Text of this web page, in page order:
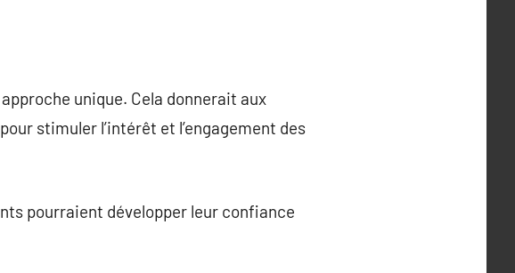
unique. Cela donnerait aux
stimuler l’intérêt et l’engagement des
pourraient développer leur confiance